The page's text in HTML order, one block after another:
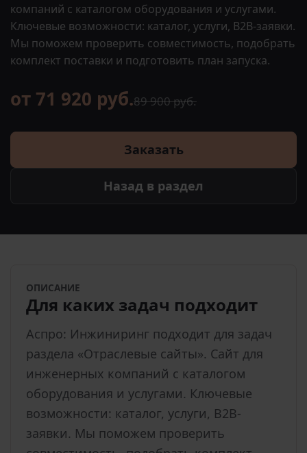
компаний с каталогом оборудования и услугами.
Ключевые возможности: каталог, услуги, B2B-заявки.
Мы поможем проверить совместимость, подобрать
комплект поставки и подготовить план запуска.
от 71 920 руб.89 900 руб.
Заказать
Назад в раздел
ОПИСАНИЕ
Для каких задач подходит
Аспро: Инжиниринг подходит для задач
раздела «Отраслевые сайты». Сайт для
инженерных компаний с каталогом
оборудования и услугами. Ключевые
возможности: каталог, услуги, B2B-
заявки. Мы поможем проверить